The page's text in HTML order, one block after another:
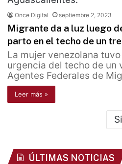
Once Digital septiembre 2, 2023
Migrante da a luz luego
parto en el techo de un
La mujer venezolana
urgencia del techo de un
Agentes Federales de
Leer más »
ÚLTIMAS NOTICIAS